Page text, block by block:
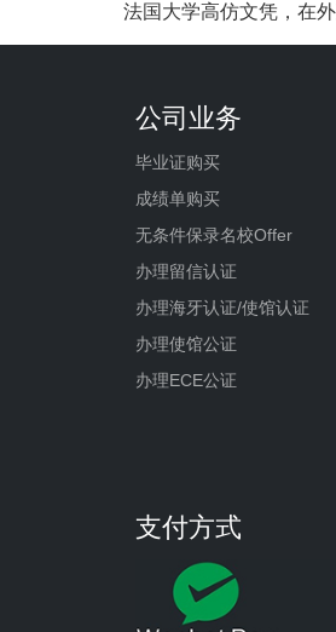
法国大学高仿文凭，在
公司业务
毕业证购买
成绩单购买
无条件保录名校Offer
办理留信认证
办理海牙认证/使馆认证
办理使馆公证
办理ECE公证
支付方式